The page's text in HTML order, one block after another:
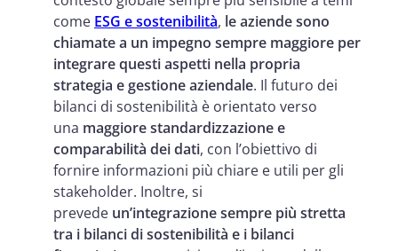
come ESG e sostenibilità, le aziende sono
chiamate a un impegno sempre maggiore per
integrare questi aspetti nella propria
strategia e gestione aziendale. Il futuro dei
bilanci di sostenibilità è orientato verso
una maggiore standardizzazione e
comparabilità dei dati, con l’obiettivo di
fornire informazioni più chiare e utili per gli
stakeholder. Inoltre, si
prevede un’integrazione sempre più stretta
tra i bilanci di sostenibilità e i bilanci